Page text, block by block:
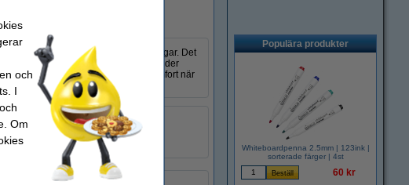
för dina teckningar och anteckningar. Det
Skrivblocket förblir öppet under
kartongbaksidan ger dig extra komfort när
att riva ut.
Pappersvikt:
90 g/m²
Pappersformat:
A4
Antal ark: 50 ark
Populära produkter
Whiteboardpenna 2.5mm | 123ink |
sorterade färger | 4st
60 kr
och
I
Om